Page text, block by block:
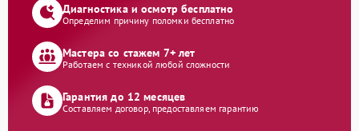
Диагностика и осмотр бесплатно
Определим причину поломки бесплатно
Мастера со стажем 7+ лет
Работаем с техникой любой сложности
Гарантия до 12 месяцев
Составляем договор, предоставляем гарантию